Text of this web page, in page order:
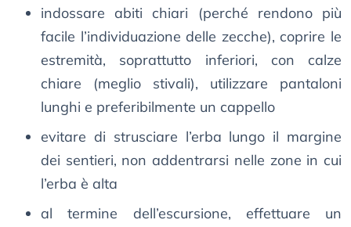
indossare abiti chiari (perché rendono più
facile l’individuazione delle zecche), coprire le
estremità, soprattutto inferiori, con calze
chiare (meglio stivali), utilizzare pantaloni
lunghi e preferibilmente un cappello
evitare di strusciare l’erba lungo il margine
dei sentieri, non addentrarsi nelle zone in cui
l’erba è alta
al termine dell’escursione, effettuare un